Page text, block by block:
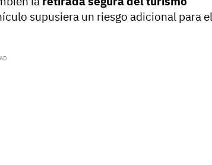
supusiera un riesgo adicional para el